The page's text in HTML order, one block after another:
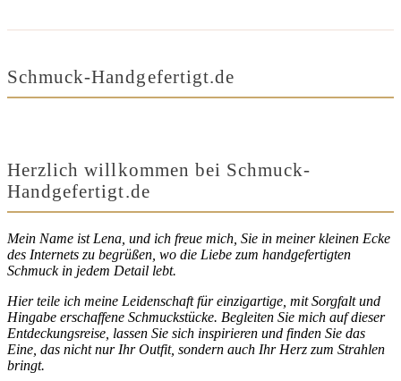
Schmuck-Handgefertigt.de
Herzlich willkommen bei Schmuck-
Handgefertigt.de
Mein Name ist Lena, und ich freue mich, Sie in meiner kleinen Ecke
des Internets zu begrüßen, wo die Liebe zum handgefertigten
Schmuck in jedem Detail lebt.
Hier teile ich meine Leidenschaft für einzigartige, mit Sorgfalt und
Hingabe erschaffene Schmuckstücke. Begleiten Sie mich auf dieser
Entdeckungsreise, lassen Sie sich inspirieren und finden Sie das
Eine, das nicht nur Ihr Outfit, sondern auch Ihr Herz zum Strahlen
bringt.